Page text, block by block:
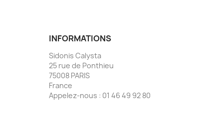
INFORMATIONS
Sidonis Calysta
25 rue de Ponthieu
75008 PARIS
France
Appelez-nous : 01 46 49 92 80